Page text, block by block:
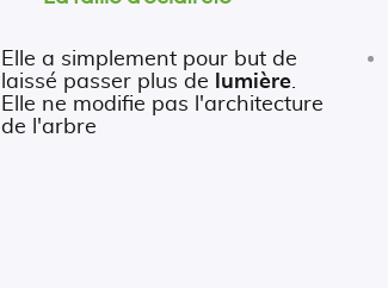
Elle a simplement pour but de
laissé passer plus de
lumière.
Elle ne modifie pas l'architecture
de l'arbre